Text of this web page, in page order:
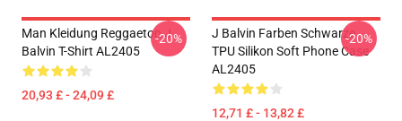
Man Kleidung Reggaeton J
Balvin T-Shirt AL2405
20,93 £ - 24,09 £
-20%
J Balvin Farben Schwarze
TPU Silikon Soft Phone Case
AL2405
12,71 £ - 13,82 £
-20%